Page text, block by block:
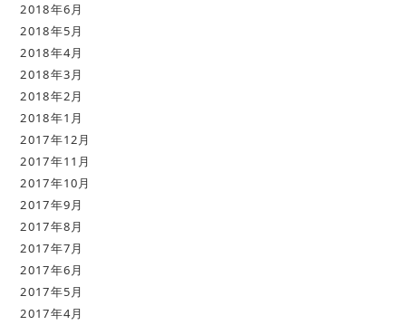
2018年6月
2018年5月
2018年4月
2018年3月
2018年2月
2018年1月
2017年12月
2017年11月
2017年10月
2017年9月
2017年8月
2017年7月
2017年6月
2017年5月
2017年4月